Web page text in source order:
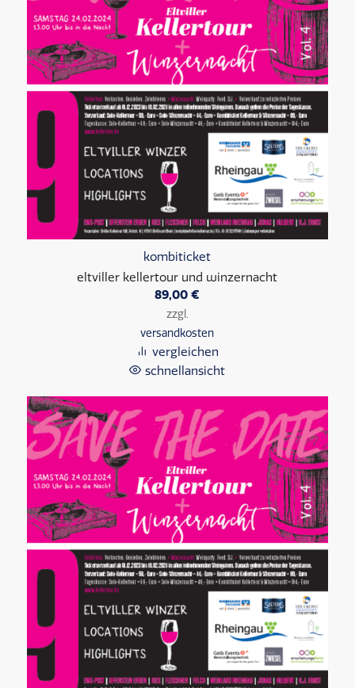
kombiticket
eltviller kellertour und winzernacht
89,00€
zzgl.
versandkosten
vergleichen
schnellansicht